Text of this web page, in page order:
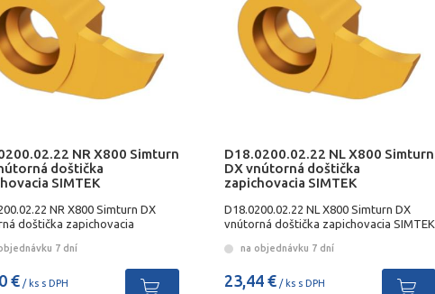
NR X800 Simturn
doštička
SIMTEK
NR X800 Simturn DX
doštička zapichovacia
7 dní
€ / ks s DPH
D18.0200.02.22 NL X800 Simturn
DX vnútorná doštička
zapichovacia SIMTEK
D18.0200.02.22 NL X800 Simturn DX
vnútorná doštička zapichovacia SIMTEK
na objednávku 7 dní
23,44 €/ ks s DPH